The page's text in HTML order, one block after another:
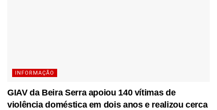
INFORMAÇÃO
GIAV da Beira Serra apoiou 140 vítimas de
violência doméstica em dois anos e realizou cerca